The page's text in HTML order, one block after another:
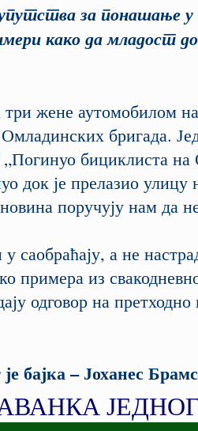
за понашање у
како да младост
три жене аутомобилом
бригада.
бициклиста на
док је прелазио улицу
поручују нам да
саобраћају, а не
примера из
одговор на
бајка – Јоханес Брамс